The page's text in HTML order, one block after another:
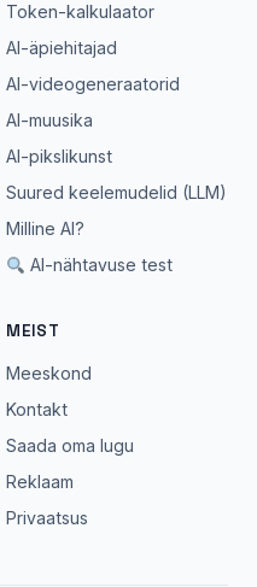
Token-kalkulaator
AI-äpiehitajad
AI-videogeneraatorid
AI-muusika
AI-pikslikunst
Suured keelemudelid (LLM)
Milline AI?
AI-nähtavuse test
MEIST
Meeskond
Kontakt
Saada oma lugu
Reklaam
Privaatsus